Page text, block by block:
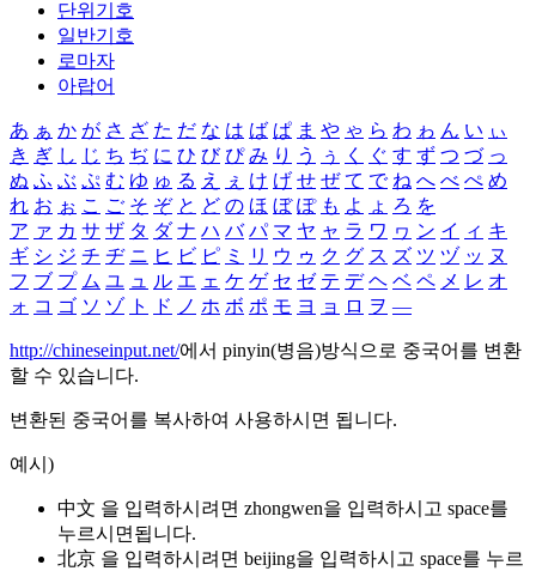
단위기호
일반기호
로마자
아랍어
あ ぁ か が さ ざ た だ な は ば ぱ ま や ゃ ら わ ゎ ん い ぃ
き ぎ し じ ち ぢ に ひ び ぴ み り う ぅ く ぐ す ず つ づ っ
ぬ ふ ぶ ぷ む ゆ ゅ る え ぇ け げ せ ぜ て で ね へ べ ぺ め
れ お ぉ こ ご そ ぞ と ど の ほ ぼ ぽ も よ ょ ろ を
ア ァ カ サ ザ タ ダ ナ ハ バ パ マ ヤ ャ ラ ワ ヮ ン イ ィ キ
ギ シ ジ チ ヂ ニ ヒ ビ ピ ミ リ ウ ゥ ク グ ス ズ ツ ヅ ッ ヌ
フ ブ プ ム ユ ュ ル エ ェ ケ ゲ セ ゼ テ デ ヘ ベ ペ メ レ オ
ォ コ ゴ ソ ゾ ト ド ノ ホ ボ ポ モ ヨ ョ ロ ヲ ―
http://chineseinput.net/에서 pinyin(병음)방식으로 중국어를 변환
할 수 있습니다.
변환된 중국어를 복사하여 사용하시면 됩니다.
예시)
中文 을 입력하시려면 zhongwen을 입력하시고 space를
누르시면됩니다.
北京 을 입력하시려면 beijing을 입력하시고 space를 누르